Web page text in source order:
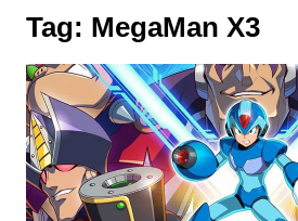
Tag: MegaMan X3